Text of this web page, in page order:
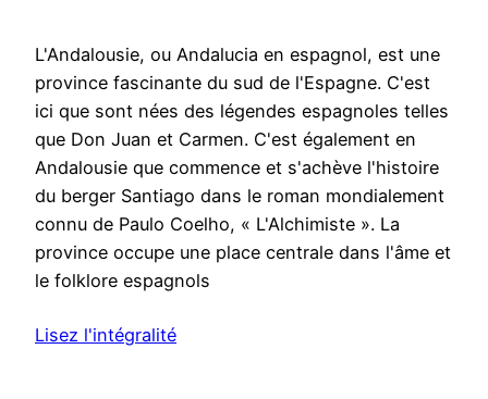
L'Andalousie, ou Andalucia en espagnol, est une
province fascinante du sud de l'Espagne. C'est
ici que sont nées des légendes espagnoles telles
que Don Juan et Carmen. C'est également en
Andalousie que commence et s'achève l'histoire
du berger Santiago dans le roman mondialement
connu de Paulo Coelho, « L'Alchimiste ». La
province occupe une place centrale dans l'âme et
le folklore espagnols
Lisez l'intégralité